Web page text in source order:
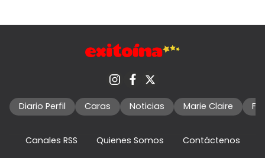
Diario Perfil Caras Noticias Marie Claire
Canales RSS Quienes Somos
Contáctenos